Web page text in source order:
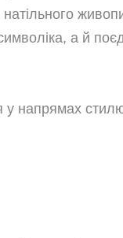
а й
у напрямах